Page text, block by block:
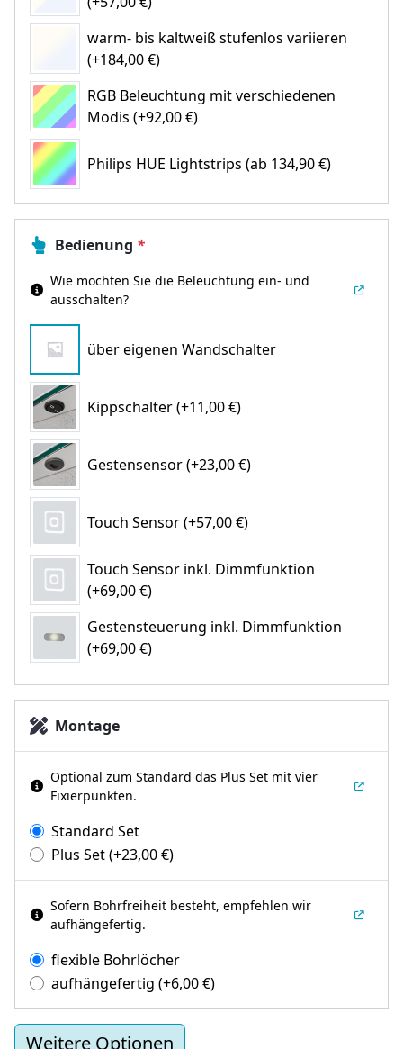
warm- bis kaltweiß stufenlos variieren
(+184,00 €)
RGB Beleuchtung mit verschiedenen
Modis (+92,00 €)
Philips HUE Lightstrips (ab 134,90 €)
Bedienung *
Wie möchten Sie die Beleuchtung ein- und
ausschalten?
über eigenen Wandschalter
Kippschalter (+11,00 €)
Gestensensor (+23,00 €)
Touch Sensor (+57,00 €)
Touch Sensor inkl. Dimmfunktion
(+69,00 €)
Gestensteuerung inkl. Dimmfunktion
(+69,00 €)
Montage
Optional zum Standard das Plus Set mit vier
Fixierpunkten.
Standard Set
Plus Set(+23,00€)
Sofern Bohrfreiheit besteht, empfehlen wir
aufhängefertig.
flexible Bohrlöcher
aufhängefertig (+6,00€)
Weitere Optionen